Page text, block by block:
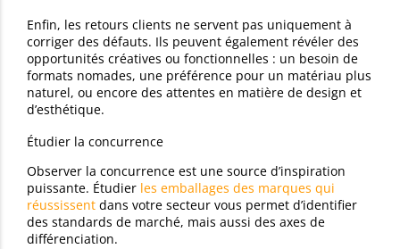
Enfin, les retours clients ne servent pas uniquement à
corriger des défauts. Ils peuvent également révéler des
opportunités créatives ou fonctionnelles : un besoin de
formats nomades, une préférence pour un matériau plus
naturel, ou encore des attentes en matière de design et
d’esthétique.
Étudier la concurrence
Observer la concurrence est une source d’inspiration
puissante. Étudier les emballages des marques qui
réussissent dans votre secteur vous permet d’identifier
des standards de marché, mais aussi des axes de
différenciation.